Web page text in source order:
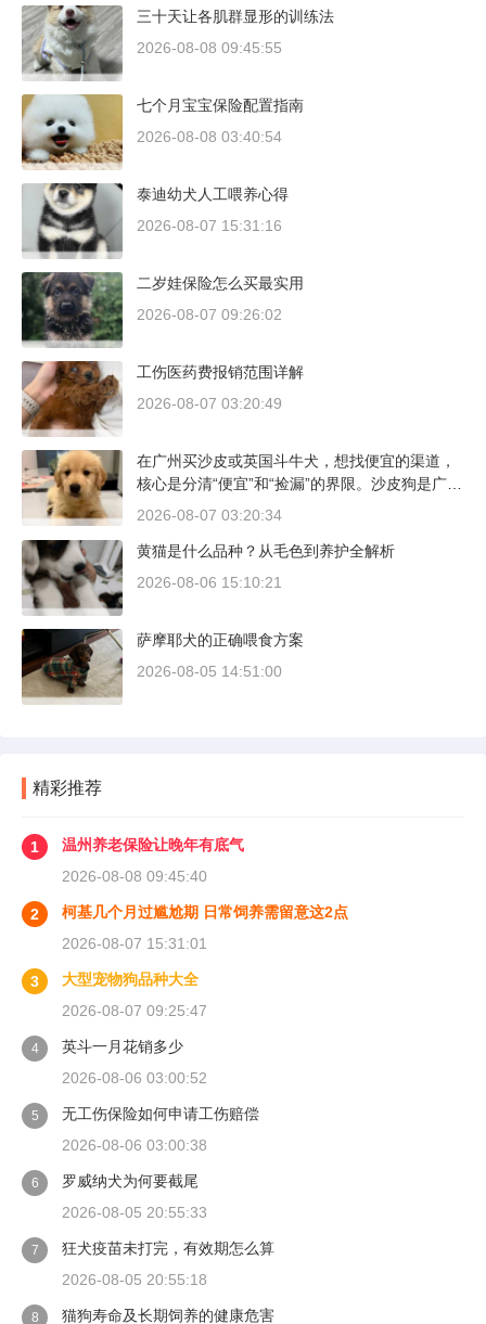
三十天让各肌群显形的训练法
2026-08-08 09:45:55
七个月宝宝保险配置指南
2026-08-08 03:40:54
泰迪幼犬人工喂养心得
2026-08-07 15:31:16
二岁娃保险怎么买最实用
2026-08-07 09:26:02
工伤医药费报销范围详解
2026-08-07 03:20:49
在广州买沙皮或英国斗牛犬，想找便宜的渠道，
核心是分清“便宜”和“捡漏”的界限。沙皮狗是广东
本地犬种，价格比北方城市有优势；英国斗牛犬
方和真实价格区间。
2026-08-07 03:20:34
黄猫是什么品种？从毛色到养护全解析
2026-08-06 15:10:21
萨摩耶犬的正确喂食方案
2026-08-05 14:51:00
精彩推荐
1
温州养老保险让晚年有底气
2026-08-08 09:45:40
2
柯基几个月过尴尬期 日常饲养需留意这2点
2026-08-07 15:31:01
3
大型宠物狗品种大全
2026-08-07 09:25:47
4
英斗一月花销多少
2026-08-06 03:00:52
5
无工伤保险如何申请工伤赔偿
2026-08-06 03:00:38
6
罗威纳犬为何要截尾
2026-08-05 20:55:33
7
狂犬疫苗未打完，有效期怎么算
2026-08-05 20:55:18
8 猫狗寿命及长期饲养的健康危害